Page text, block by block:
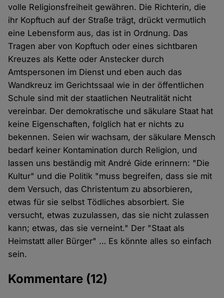
volle Religionsfreiheit gewähren. Die Richterin, die
ihr Kopftuch auf der Straße trägt, drückt vermutlich
eine Lebensform aus, das ist in Ordnung. Das
Tragen aber von Kopftuch oder eines sichtbaren
Kreuzes als Kette oder Anstecker durch
Amtspersonen im Dienst und eben auch das
Wandkreuz im Gerichtssaal wie in der öffentlichen
Schule sind mit der staatlichen Neutralität nicht
vereinbar. Der demokratische und säkulare Staat hat
keine Eigenschaften, folglich hat er nichts zu
bekennen. Seien wir wachsam, der säkulare Mensch
bedarf keiner Kontamination durch Religion, und
lassen uns beständig mit André Gide erinnern: "Die
Kultur" und die Politik "muss begreifen, dass sie mit
dem Versuch, das Christentum zu absorbieren,
etwas für sie selbst Tödliches absorbiert. Sie
versucht, etwas zuzulassen, das sie nicht zulassen
kann; etwas, das sie verneint." Der "Staat als
Heimstatt aller Bürger" … Es könnte alles so einfach
sein.
Kommentare (12)